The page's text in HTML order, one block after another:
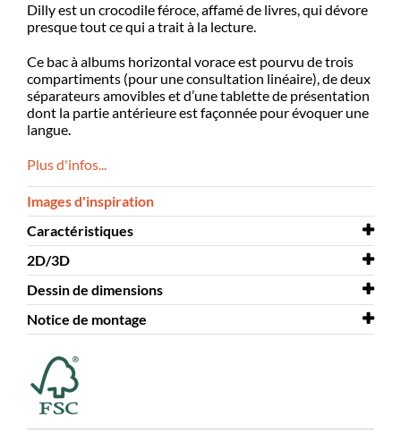
Dilly est un crocodile féroce, affamé de livres, qui dévore
presque tout ce qui a trait à la lecture.
Ce bac à albums horizontal vorace est pourvu de trois
compartiments (pour une consultation linéaire), de deux
séparateurs amovibles et d’une tablette de présentation
dont la partie antérieure est façonnée pour évoquer une
langue.
Plus d'infos...
Images d'inspiration
Caractéristiques
Largeur
Profondeur
Hauteur
Coloris
Matériaux
2D/3D
2D/3D Dilly 3D.dwg
Dessin de dimensions
Dessin de dimensions Dilly
Notice de montage
Notice de montage